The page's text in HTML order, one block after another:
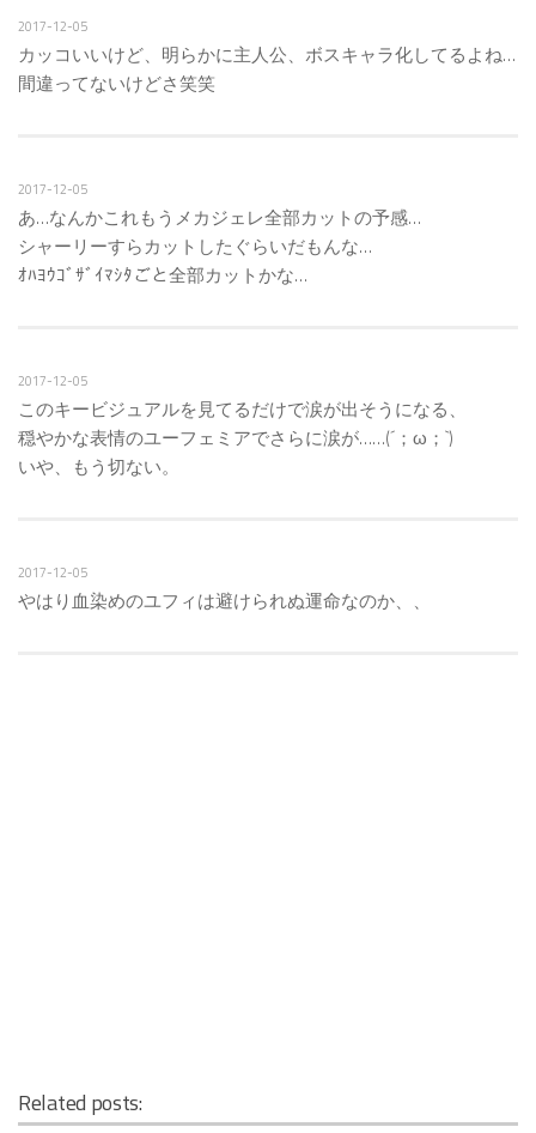
2017-12-05
カッコいいけど、明らかに主人公、ボスキャラ化してるよね…
間違ってないけどさ笑笑
2017-12-05
あ…なんかこれもうメカジェレ全部カットの予感…
シャーリーすらカットしたぐらいだもんな…
ｵﾊﾖｳｺﾞｻﾞｲﾏｼﾀごと全部カットかな…
2017-12-05
このキービジュアルを見てるだけで涙が出そうになる、
穏やかな表情のユーフェミアでさらに涙が……(´；ω；`)
いや、もう切ない。
2017-12-05
やはり血染めのユフィは避けられぬ運命なのか、、
Related posts: